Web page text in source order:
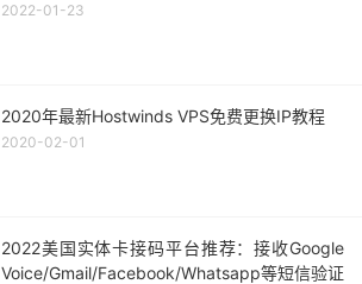
2022-01-23
2020年最新Hostwinds VPS免费更换IP教程
2020-02-01
2022美国实体卡接码平台推荐：接收Google
Voice/Gmail/Facebook/Whatsapp等短信验证